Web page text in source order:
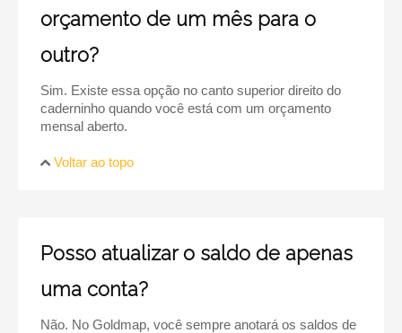
orçamento de um mês para o
outro?
Sim. Existe essa opção no canto superior direito do
caderninho quando você está com um orçamento
mensal aberto.
Voltar ao topo
Posso atualizar o saldo de apenas
uma conta?
Não. No Goldmap, você sempre anotará os saldos de